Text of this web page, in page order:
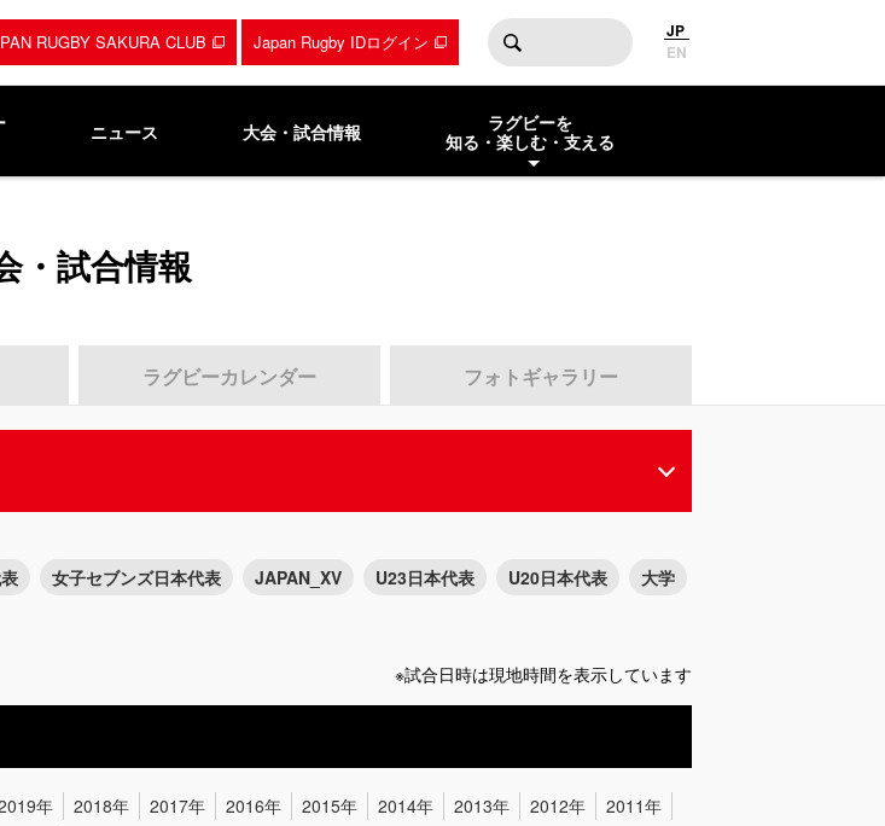
RUGBY SAKURA CLUB Japan Rugby IDログイン
JP
EN
ニュース 大会・試合情報
ラグビーを
知る・楽しむ・支える
・試合情報
ラグビーカレンダー フォトギャラリー
女子セブンズ日本代表 JAPAN_XV U23日本代表 U20日本代表
大学
※試合日時は現地時間を表示しています
年 2018年 2017年 2016年 2015年 2014年 2013年 2012年
2011年